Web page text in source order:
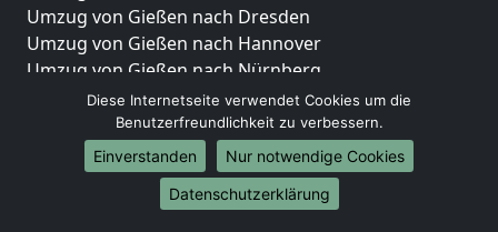
Umzug von Gießen nach Dresden
Umzug von Gießen nach Hannover
Umzug von Gießen nach Nürnberg
Umzug von Gießen nach Duisburg
Umzug von Gießen nach Bochum
Umzug von Gießen nach Wuppertal
Umzug von Gießen nach Bielefeld
Umzug von Gießen nach Bonn
Diese Internetseite verwendet Cookies um die
Benutzerfreundlichkeit zu verbessern.
Einverstanden
Nur notwendige Cookies
Datenschutzerklärung